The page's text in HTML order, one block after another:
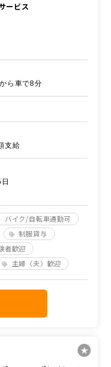
ービス
ら車で8分
支給
バイク/自転車通勤可
制服貸与
者歓迎
主婦（夫）歓迎